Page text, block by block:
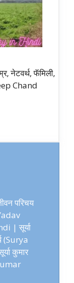
नेटवर्थ, फॅमिली,
Chand
परिचय
| सूर्या
(Surya
कुमार